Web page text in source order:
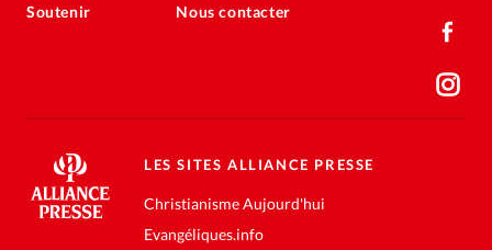
Soutenir Nous contacter
LES SITES ALLIANCE PRESSE
Christianisme Aujourd'hui
Evangéliques.info